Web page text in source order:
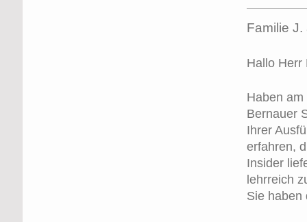
Familie
Hallo Herr
Haben
Bernauer
Ihrer
erfahren,
Insider
lehrreich
Sie haben